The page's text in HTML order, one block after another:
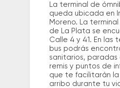
La terminal de
queda ubicada en
Moreno. La
de La Plata se
Calle 4 y 41. En las
bus podrás
sanitarios,
remis y puntos de
que te facilitarán
arribo durante tu